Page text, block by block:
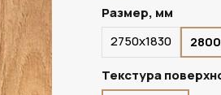
Размер, мм
2750х1830
Текстура